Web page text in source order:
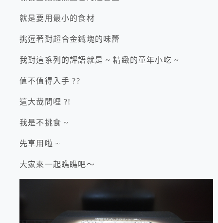
就是要用最小的食材
挑逗著對超合金鐵塊的味蕾
我對這系列的評語就是 ~ 精緻的童年小吃 ~
值不值得入手 ??
這大哉問哩 ?!
我是不挑食 ~
先享用啦 ~
大家來一起瞧瞧吧～